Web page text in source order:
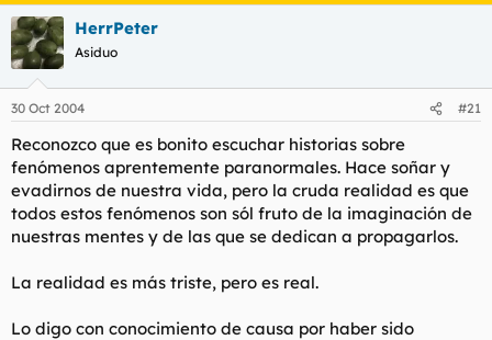
HerrPeter
Asiduo
30 Oct 2004 #21
Reconozco que es bonito escuchar historias sobre
fenómenos aprentemente paranormales. Hace soñar y
evadirnos de nuestra vida, pero la cruda realidad es que
todos estos fenómenos son sól fruto de la imaginación de
nuestras mentes y de las que se dedican a propagarlos.
La realidad es más triste, pero es real.
Lo digo con conocimiento de causa por haber sido